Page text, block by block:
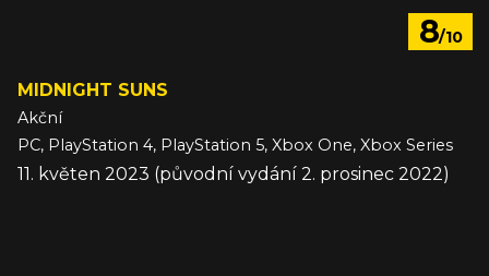
8/10
MIDNIGHT SUNS
Akční
PC, PlayStation 4, PlayStation 5, Xbox One, Xbox Series
11. květen 2023 (původní vydání 2. prosinec 2022)